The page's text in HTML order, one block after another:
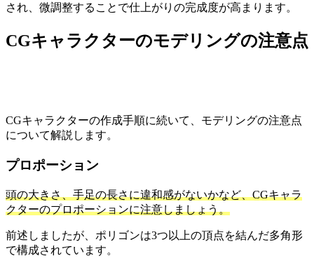
され、微調整することで仕上がりの完成度が高まります。
CGキャラクターのモデリングの注意点
CGキャラクターの作成手順に続いて、モデリングの注意点
について解説します。
プロポーション
頭の大きさ、手足の長さに違和感がないかなど、CGキャラ
クターのプロポーションに注意しましょう。
前述しましたが、ポリゴンは3つ以上の頂点を結んだ多角形
で構成されています。